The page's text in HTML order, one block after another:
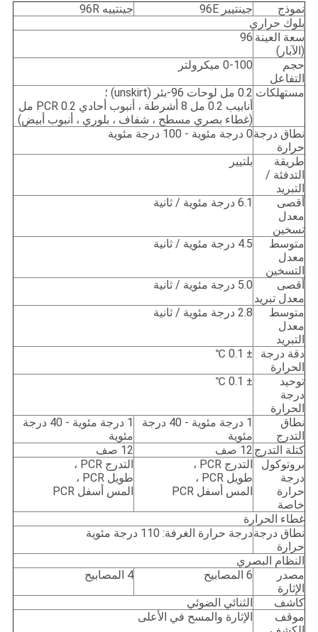
نموذج
جينتيير 96E
جينتييه 96R
بلوك حراري
سعة العينة
(الآبار)
96
حجم
التفاعل
0-100 ميكرولتر
مستهلكات 0.2 مل لوحات 96-بئر (unskirt) ؛
أنابيب 0.2 مل 8 أشرطة ، أنبوب أحادي PCR 0.2 مل
(غطاء بصري مسطح ، شفاف ، بلوري ، أنبوب أبيض)
نطاق درجة
حرارة
0 درجة مئوية - 100 درجة مئوية
طريقة
التدفئة /
التبريد
بلتيير
أقصى
معدل
تسخين
6.1 درجة مئوية / ثانية
متوسط ​​
معدل
التسخين
4.5 درجة مئوية / ثانية
أقصى
معدل تبريد
5.0 درجة مئوية / ثانية
متوسط ​​
معدل
التبريد
2.8 درجة مئوية / ثانية
دقة درجة
الحرارة
± 0.1 ℃
توحيد
درجة
الحرارة
± 0.1 ℃
نطاق
التدرج
1 درجة مئوية - 40 درجة
مئوية
1 درجة مئوية - 40 درجة
مئوية
كتلة التدرج 12 صف
12 صف
بروتوكول
درجة
حرارة
خاصة
التدرج PCR ،
طويل PCR ،
المس أسفل PCR
التدرج PCR ،
طويل PCR ،
المس أسفل PCR
غطاء الحرارة
نطاق درجة
حرارة
درجة حرارة الغرفة: 110 درجة مئوية
النظام البصري
مصدر
الإثارة
6 المصابيح 4 المصابيح
كاشف
الثنائي الضوئي
موقف
الإثارة والمسح في الأعلى